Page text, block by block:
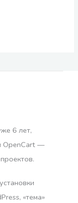
6 лет,
OpenCart —
«тема»